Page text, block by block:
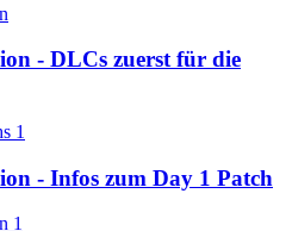
- DLCs zuerst für die
1
- Infos zum Day 1 Patch
1